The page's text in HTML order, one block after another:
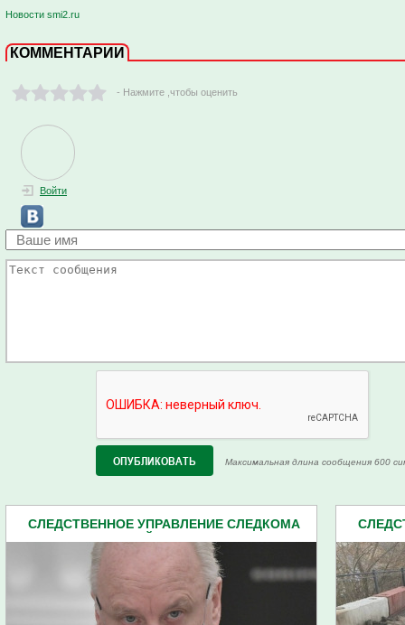
Новости smi2.ru
КОММЕНТАРИИ
- Нажмите ,чтобы оценить
Войти
Максимальная длина сообщения 600
СЛЕДСТВЕННОЕ УПРАВЛЕНИЕ СЛЕДКОМА